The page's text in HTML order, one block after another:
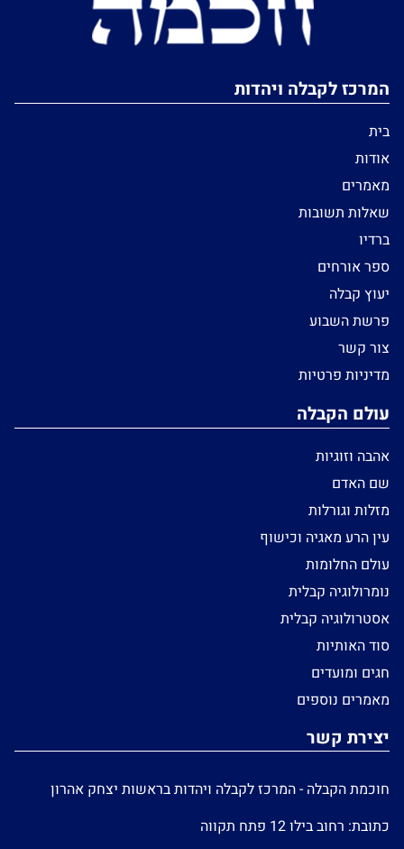
המרכז לקבלה ויהדות
בית
אודות
מאמרים
שאלות תשובות
ברדיו
ספר אורחים
יעוץ קבלה
פרשת השבוע
צור קשר
מדיניות פרטיות
עולם הקבלה
אהבה וזוגיות
שם האדם
מזלות וגורלות
עין הרע מאגיה וכישוף
עולם החלומות
נומרולוגיה קבלית
אסטרולוגיה קבלית
סוד האותיות
חגים ומועדים
מאמרים נוספים
יצירת קשר
חוכמת הקבלה - המרכז לקבלה ויהדות בראשות יצחק אהרון
כתובת: רחוב בילו 12 פתח תקווה